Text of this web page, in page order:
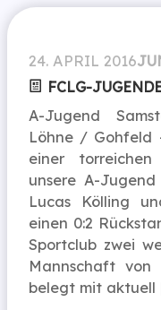
24. APRIL 2016
FCLG-
A-Jugend
Löhne / Gohfeld
einer
unsere A-
Lucas Kölling
einen 0:2
Sportclub zwei
Mannschaft von
belegt mit aktuell